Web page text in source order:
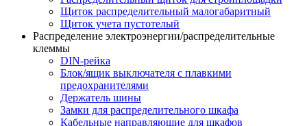
Щиток распределительный малогабаритный
Щиток учета пустотелый
Распределение электроэнергии/распределительные
клеммы
DIN-рейка
Блок/ящик выключателя с плавкими
предохранителями
Держатель шины
Замки для распределительного шкафа
Кабельные направляющие для шкафов